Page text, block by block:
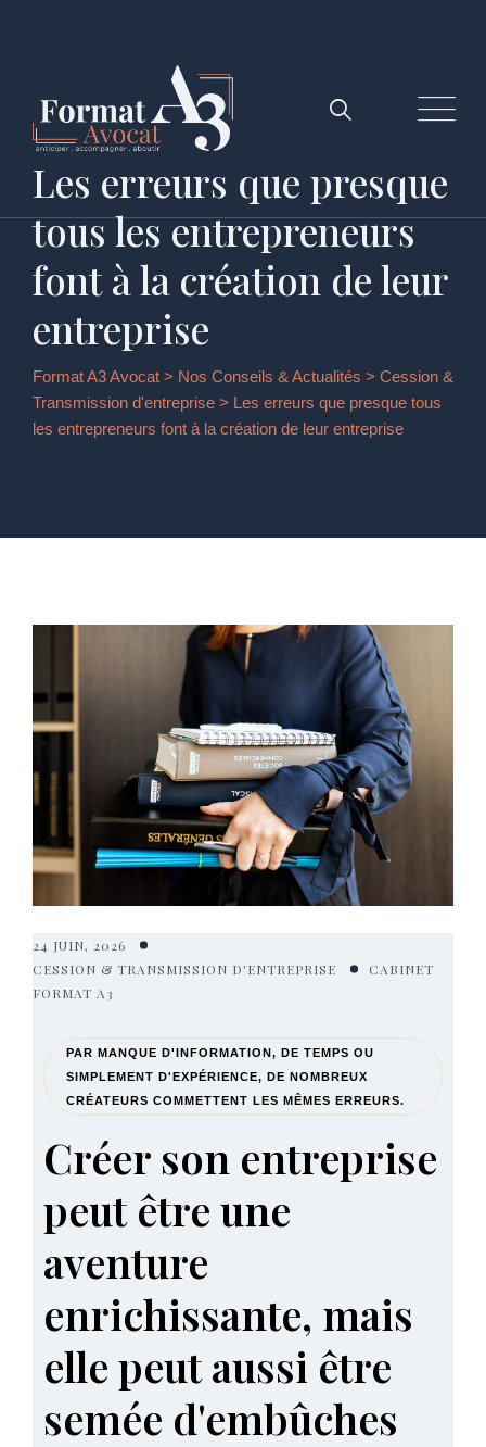
Les erreurs que presque
tous les entrepreneurs
font à la création de leur
entreprise
Format A3 Avocat > Nos Conseils & Actualités > Cession &
Transmission d'entreprise > Les erreurs que presque tous
les entrepreneurs font à la création de leur entreprise
24 JUIN, 2026
CESSION & TRANSMISSION D'ENTREPRISE
CABINET
FORMAT A3
PAR MANQUE D'INFORMATION, DE TEMPS OU
SIMPLEMENT D'EXPÉRIENCE, DE NOMBREUX
CRÉATEURS COMMETTENT LES MÊMES ERREURS.
Créer son entreprise
peut être une
aventure
enrichissante, mais
elle peut aussi être
semée d'embûches